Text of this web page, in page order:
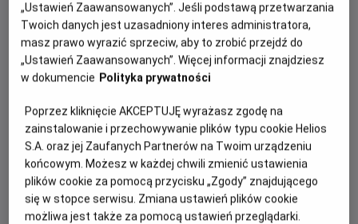
27 stycznia 2023
REŻYSERIA SCENARIUSZ
OBSADA
Tymoteusz Bies, Jacek Bies, Dawid Piejko
WIĘCEJ SZCZEGÓŁÓW
OPIS FILMU
Upalne lato, leniwie płynący czas, hip-hopowy freestyle,
chłopaki z tatuażami i zalotne dziewczyny, z którymi lepiej
nie zadzierać. Tak właśnie wygląda miejsce z czasów
młodości, do którego wraca Tymek – student
warszawskiej Akademii Muzycznej przygotowujący się do
rozpoczęcia światowej kariery jako pianista. Jest tu też
„Ustawień Zaawansowanych”. Jeśli podstawą przetwarzania
Twoich danych jest uzasadniony interes administratora,
masz prawo wyrazić sprzeciw, aby to zrobić przejdź do
„Ustawień Zaawansowanych”. Więcej informacji znajdziesz
w dokumencie Polityka prywatności
Poprzez kliknięcie AKCEPTUJĘ wyrażasz zgodę na
zainstalowanie i przechowywanie plików typu cookie Helios
S.A. oraz jej Zaufanych Partnerów na Twoim urządzeniu
końcowym. Możesz w każdej chwili zmienić ustawienia
plików cookie za pomocą przycisku „Zgody” znajdującego
się w stopce serwisu. Zmiana ustawień plików cookie
możliwa jest także za pomocą ustawień przeglądarki.